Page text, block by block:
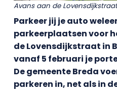
Avans aan de
Parkeer jij je auto
parkeerplaatsen voor
de Lovensdijkstraat in
vanaf 5 februari je
De gemeente Breda
parkeren in, net als in